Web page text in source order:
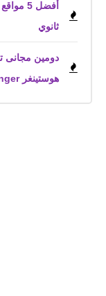
أفضل
ثانوي
هوستينغر Hostinger